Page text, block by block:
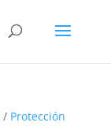
/ Protección